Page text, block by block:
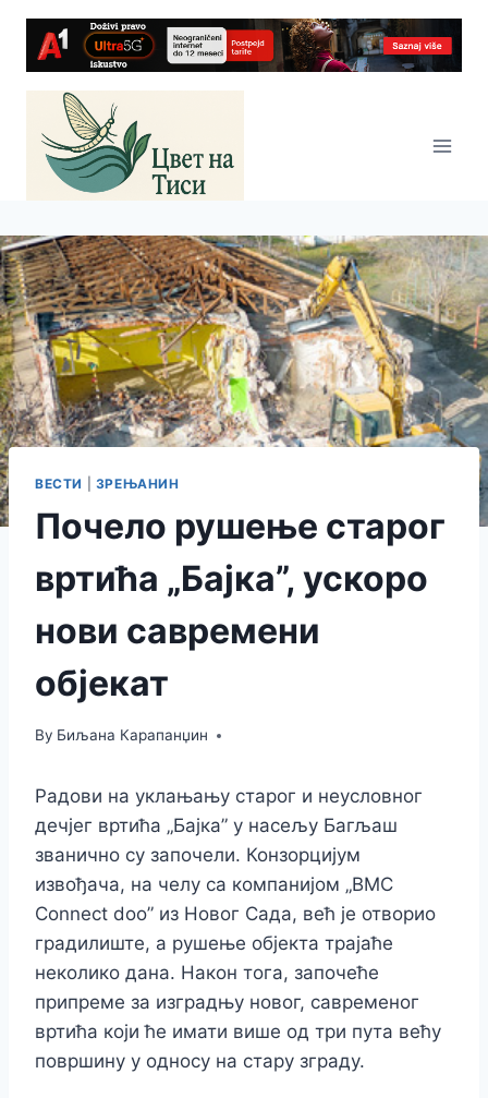
Skip
content
ВЕСТИ ЗРЕЊАНИН
Почело рушење старог
вртића „Бајка”, ускоро
нови савремени
објекат
By Биљана Карапанџин
Радови на уклањању старог и неусловног
дечјег вртића „Бајка” у насељу Багљаш
званично су започели. Конзорцијум
извођача, на челу са компанијом „BMC
Connect doo” из Новог Сада, већ је отворио
градилиште, а рушење објекта трајаће
неколико дана. Након тога, започеће
припреме за изградњу новог, савременог
вртића који ће имати више од три пута већу
површину у односу на стару зграду.